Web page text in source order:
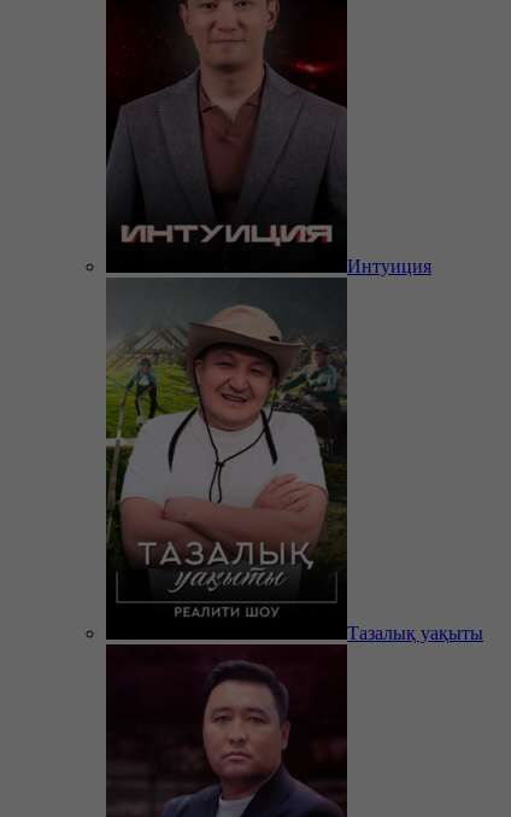
Интуиция
Тазалық уақыты